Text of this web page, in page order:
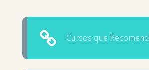
Cursos que